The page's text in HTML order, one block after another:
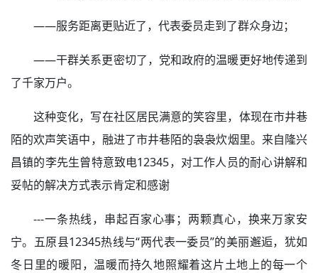
——服务距离更贴近了，代表委员走到了群众身边；
——干群关系更密切了，党和政府的温暖更好地传递到
了千家万户。
这种变化，写在社区居民满意的笑容里，体现在市井巷
陌的欢声笑语中，融进了市井巷陌的袅袅炊烟里。来自隆兴
昌镇的李先生曾特意致电12345，对工作人员的耐心讲解和
妥帖的解决方式表示肯定和感谢
---一条热线，串起百家心事；两颗真心，换来万家安
宁。五原县12345热线与“两代表一委员”的美丽邂逅，犹如
冬日里的暖阳，温暖而持久地照耀着这片土地上的每一个